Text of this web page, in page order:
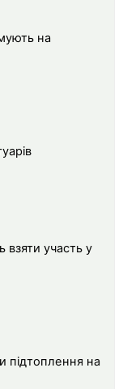
на
взяти участь у
підтоплення на